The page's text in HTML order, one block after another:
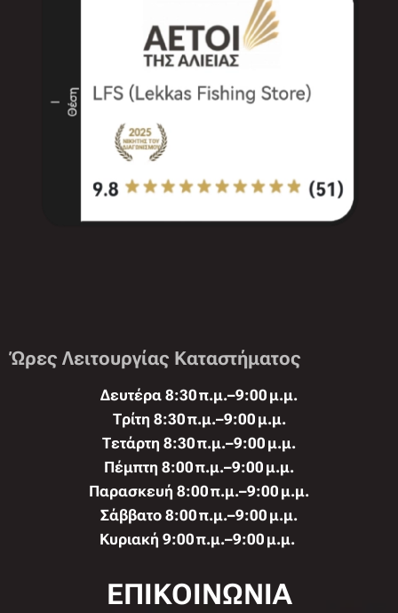
Ώρες Λειτουργίας Καταστήματος
Δευτέρα 8:30 π.μ.–9:00 μ.μ.
Τρίτη 8:30 π.μ.–9:00 μ.μ.
Τετάρτη 8:30 π.μ.–9:00 μ.μ.
Πέμπτη 8:00 π.μ.–9:00 μ.μ.
Παρασκευή 8:00 π.μ.–9:00 μ.μ.
Σάββατο 8:00 π.μ.–9:00 μ.μ.
Κυριακή 9:00 π.μ.–9:00 μ.μ.
ΕΠΙΚΟΙΝΩΝΙΑ